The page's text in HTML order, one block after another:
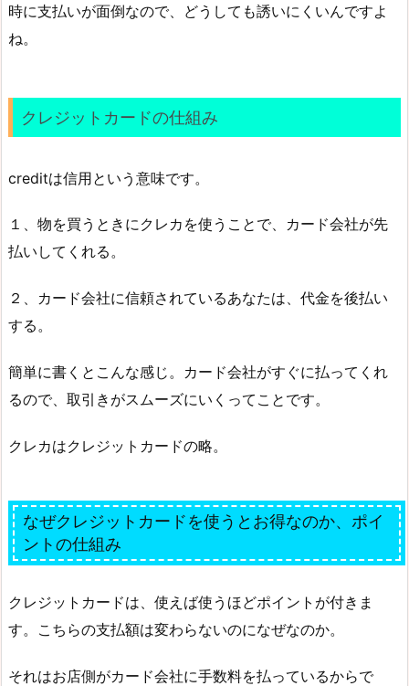
時に支払いが面倒なので、どうしても誘いにくいんですよ
ね。
クレジットカードの仕組み
creditは信用という意味です。
１、物を買うときにクレカを使うことで、カード会社が先
払いしてくれる。
２、カード会社に信頼されているあなたは、代金を後払い
する。
簡単に書くとこんな感じ。カード会社がすぐに払ってくれ
るので、取引きがスムーズにいくってことです。
クレカはクレジットカードの略。
なぜクレジットカードを使うとお得なのか、ポイ
ントの仕組み
クレジットカードは、使えば使うほどポイントが付きま
す。こちらの支払額は変わらないのになぜなのか。
それはお店側がカード会社に手数料を払っているからで